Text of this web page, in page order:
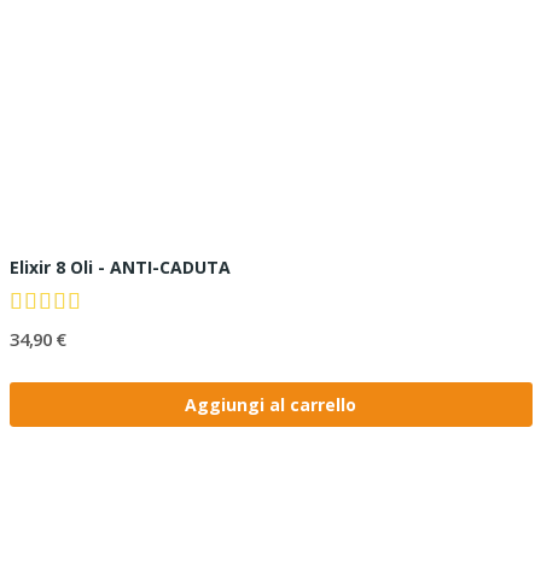
Elixir 8 Oli - ANTI-CADUTA
34,90 €
Aggiungi al carrello